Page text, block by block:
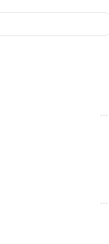
···
···